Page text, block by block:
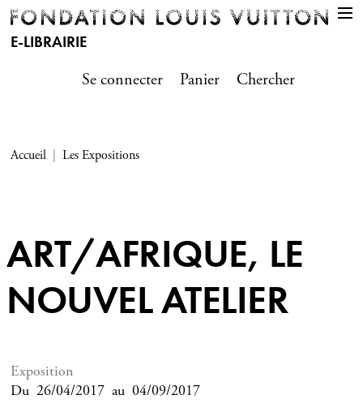
E-LIBRAIRIE
Se connecter
Panier Chercher
Accueil Les Expositions
ART/AFRIQUE, LE
NOUVEL ATELIER
Exposition
Du 26/04/2017 au 04/09/2017